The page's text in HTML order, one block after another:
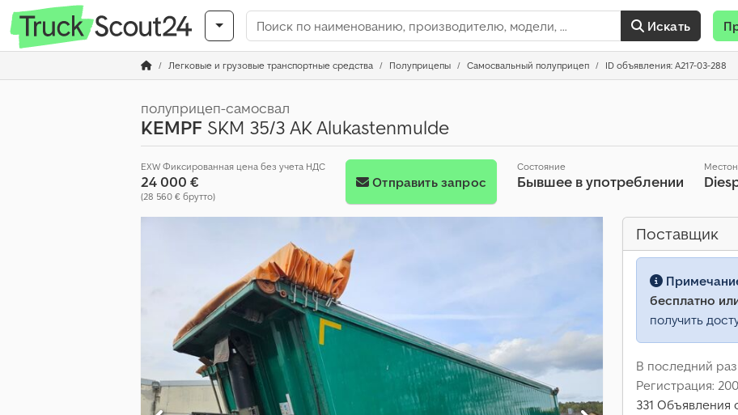
Искать
Легковые и грузовые транспортные средства Полуприцепы Самосвальный полуприцеп ID объявления: A217-03-288
полуприцеп-самосвал
KEMPF SKM 35/3 AK Alukastenmulde
EXW Фиксированная цена без учета НДС
24 000 €
(28 560 € брутто)
Отправить запрос
Состояние
Бывшее в употреблении
Поставщик
бесплатно
получить
В последний
Регистрация:
331 Объявления